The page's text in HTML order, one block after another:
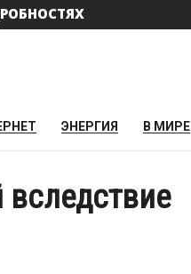
ЭНЕРГИЯ В МИРЕ
вследствие